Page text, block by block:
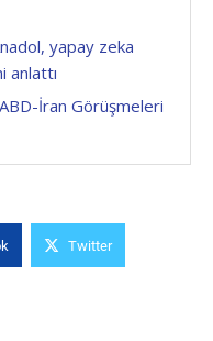
yapay zeka
anlattı
ABD-İran Görüşmeleri
Twitter